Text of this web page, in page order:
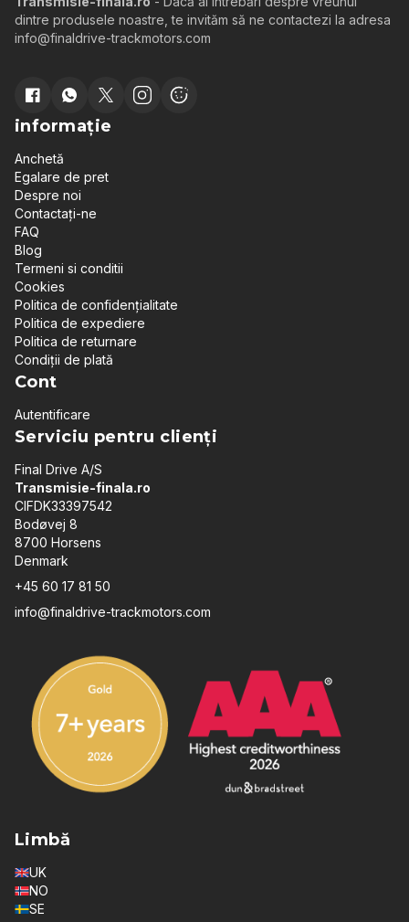
dintre produsele noastre, te invităm să ne contactezi la adresa
info@finaldrive-trackmotors.com
informație
Anchetă
Egalare de pret
Despre noi
Contactați-ne
FAQ
Blog
Termeni si conditii
Cookies
Politica de confidențialitate
Politica de expediere
Politica de returnare
Condiții de plată
Cont
Autentificare
Serviciu pentru clienți
Final Drive A/S
Transmisie-finala.ro
CIFDK33397542
Bodøvej 8
8700 Horsens
Denmark
+45 60 17 81 50
info@finaldrive-trackmotors.com
Limbă
UK
NO
SE